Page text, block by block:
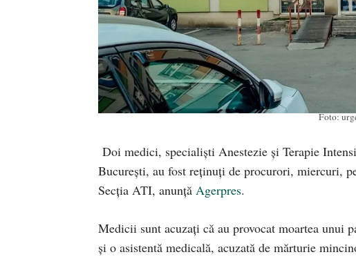
Foto:
Doi medici, specialişti Anestezie şi Terapie
Bucureşti, au fost reţinuţi de procurori, miercuri,
Secţia ATI, anunță Agerpres.
Medicii sunt acuzați că au provocat moartea unui
şi o asistentă medicală, acuzată de mărturie